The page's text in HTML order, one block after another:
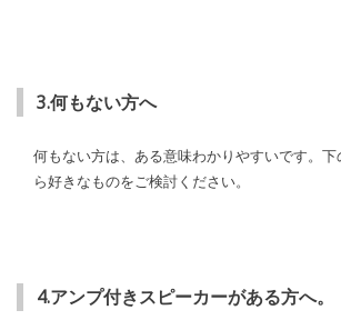
3.何もない方へ
何もない方は、ある意味わかりやすいです。
ら好きなものをご検討ください。
4.アンプ付きスピーカーがある方へ。